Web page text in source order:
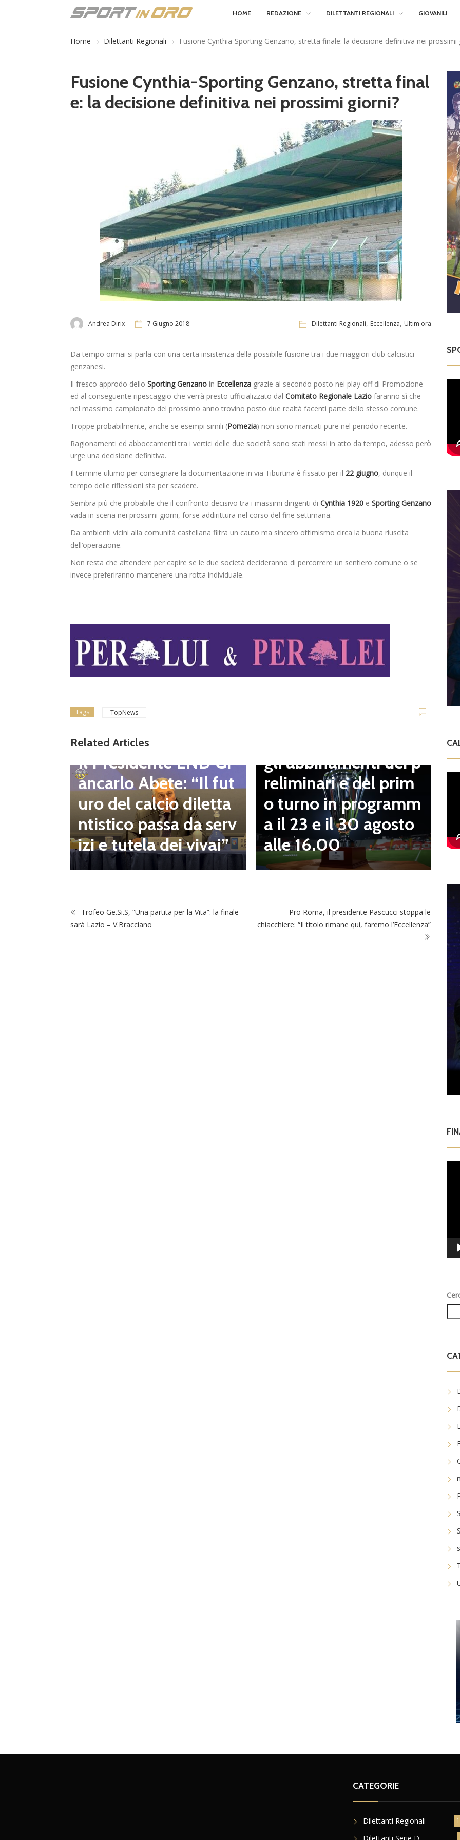
HOME REDAZIONE DILETTANTI REGIONALI GIOVANILI
Home Dilettanti Regionali Fusione Cynthia-Sporting Genzano, stretta finale: la decisione definitiva nei prossimi
Fusione Cynthia-Sporting Genzano, stretta final
e: la decisione definitiva nei prossimi giorni?
Andrea Dirix 7 Giugno 2018 Dilettanti Regionali, Eccellenza, Ultim'ora
Da tempo ormai si parla con una certa insistenza della possibile fusione tra i due maggiori club calcistici
genzanesi.
Il fresco approdo dello Sporting Genzano in Eccellenza grazie al secondo posto nei play-off di Promozione
ed al conseguente ripescaggio che verrà presto ufficializzato dal Comitato Regionale Lazio faranno sì che
nel massimo campionato del prossimo anno trovino posto due realtà facenti parte dello stesso comune.
Troppe probabilmente, anche se esempi simili (Pomezia) non sono mancati pure nel periodo recente.
Ragionamenti ed abboccamenti tra i vertici delle due società sono stati messi in atto da tempo, adesso però
urge una decisione definitiva.
Il termine ultimo per consegnare la documentazione in via Tiburtina è fissato per il 22 giugno, dunque il
tempo delle riflessioni sta per scadere.
Sembra più che probabile che il confronto decisivo tra i massimi dirigenti di Cynthia 1920 e Sporting Genzano
vada in scena nei prossimi giorni, forse addirittura nel corso del fine settimana.
Da ambienti vicini alla comunità castellana filtra un cauto ma sincero ottimismo circa la buona riuscita
dell’operazione.
Non resta che attendere per capire se le due società decideranno di percorrere un sentiero comune o se
invece preferiranno mantenere una rotta individuale.
Tags TopNews
Related Articles
Dilettanti Regionali
Il Presidente LND Gi
ancarlo Abete: “Il fut
uro del calcio diletta
ntistico passa da serv
izi e tutela dei vivai”
gli abbinamenti dei p
reliminari e del prim
o turno in programm
a il 23 e il 30 agosto
alle 16.00
Trofeo Ge.Si.S, “Una partita per la Vita”: la finale
sarà Lazio – V.Bracciano
Pro Roma, il presidente Pascucci stoppa le
chiacchiere: “Il titolo rimane qui, faremo l’Eccellenza”
CATEGORIE
Dilettanti Regionali